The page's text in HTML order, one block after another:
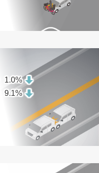
1.0%
9.1%